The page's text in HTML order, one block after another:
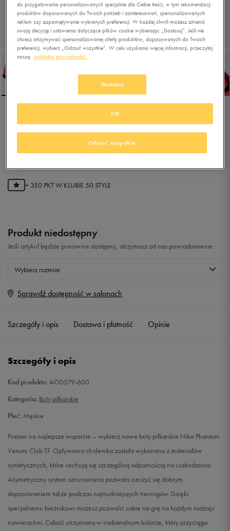
NIKE PHANTOM VENOM
CLUB TF
0.0(0)
69,99złz Vat
+ 350 PKT W KLUBIE 50 STYLE
Produkt niedostępny
Jeśli artykuł będzie ponownie dostępny, otrzymasz od nas powiadomienie.
Wybierz rozmiar
Rozmiary EU
40,5
42,5 27 cm
44 28 cm Powiadom o dostępności
44,5 28,5 cm Powiadom o dostępności
45,5 29,5 cm Powiadom o dostępności
Sprawdź dostępność w salonach
Szczegóły i opis Dostawa i płatność Opinie
Szczegóły i opis
Kod produktu: AO0579-600
Kategoria: Buty piłkarskie
Płeć: Męskie
Postaw na najlepsze wsparcie – wybierz nowe buty piłkarskie Nike Phantom
Venom Club TF. Opływowa cholewka została wykonana z materiałów
syntetycznych, które cechują się szczególną odpornością na uszkodzenia.
Asymetryczny system sznurowania pozwala cieszyć się dobrym
dopasowaniem także podczas najtrudniejszych treningów. Dzięki
specjalnemu bieżnikowi możesz pozwolić sobie na grę na każdym rodzaju
nawierzchni. Całość utrzymana w niebanalnym kolorze, który przyciąga
do przygotowania personalizowanych specjalnie dla Ciebie treści, w tym rekomendacji
produktów dopasowanych do Twoich potrzeb i zainteresowań, spersonalizowanych
reklam czy zapamiętywanie wybranych preferencji. W każdej chwili możesz zmienić
swoją decyzję i ustawienia dotyczące plików cookie wybierając „Dostosuj”. Jeśli nie
chcesz otrzymywać spersonalizowanej oferty produktów, dopasowanych do Twoich
preferencji, wybierz „Odrzuć wszystkie”. W celu uzyskania więcej informacji, przeczytaj
naszą
politykę prywatności.
Dostosuj
Odrzuć wszystkie
OK